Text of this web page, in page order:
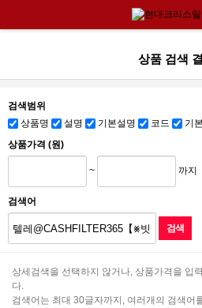
상품 검색
검색범위
상품명
설명 기본설명 코드
기
상품가격 (원)
~ 까지
검색어
상세검색을 선택하지 않거나, 상품가격을 입
다.
검색어는 최대 30글자까지, 여러개의 검색어